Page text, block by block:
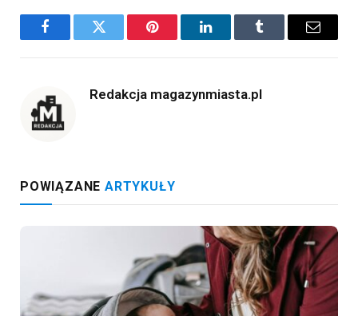
FacebookTwitter Pinterest LinkedInTumblr Email
Redakcja magazynmiasta.pl
POWIĄZANE ARTYKUŁY